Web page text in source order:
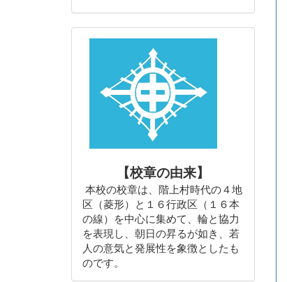
【校章の由来】
本校の校章は、階上村時代の４地
区（菱形）と１６行政区（１６本
の線）を中心に集めて、輪と協力
を表現し、朝日の昇るが如き、若
人の意気と発展性を象徴としたも
のです。